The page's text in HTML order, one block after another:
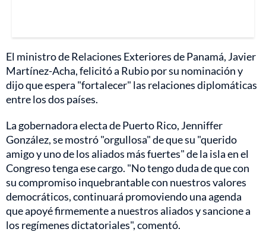
El ministro de Relaciones Exteriores de Panamá, Javier
Martínez-Acha, felicitó a Rubio por su nominación y
dijo que espera "fortalecer" las relaciones diplomáticas
entre los dos países.
La gobernadora electa de Puerto Rico, Jenniffer
González, se mostró "orgullosa" de que su "querido
amigo y uno de los aliados más fuertes" de la isla en el
Congreso tenga ese cargo. "No tengo duda de que con
su compromiso inquebrantable con nuestros valores
democráticos, continuará promoviendo una agenda
que apoyé firmemente a nuestros aliados y sancione a
los regímenes dictatoriales", comentó.